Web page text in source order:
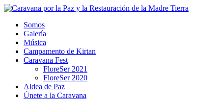
Somos
Galería
Música
Campamento de Kirtan
Caravana Fest
FloreSer 2021
FloreSer 2020
Aldea de Paz
Únete a la Caravana